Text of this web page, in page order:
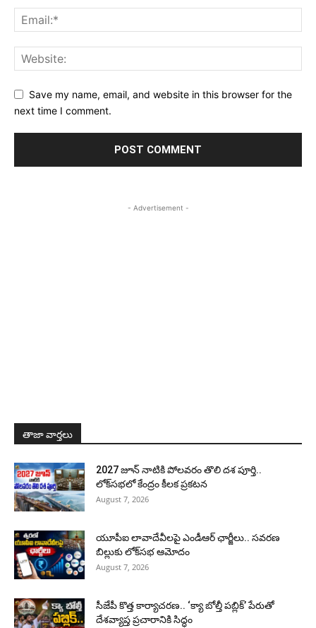
Save my name, email, and website in this browser for the
next time I comment.
- Advertisement -
తాజా వార్తలు
2027 జూన్ నాటికి పోలవరం తొలి దశ పూర్తి..
లోక్‌సభలో కేంద్రం కీలక ప్రకటన
August 7, 2026
యూపీఐ లావాదేవీలపై ఎండీఆర్ ఛార్జీలు.. సవరణ
బిల్లుకు లోక్‌సభ ఆమోదం
August 7, 2026
సీజేపీ కొత్త కార్యాచరణ.. ‘క్యా బోల్తీ పబ్లిక్’ పేరుతో
దేశవ్యాప్త ప్రచారానికి సిద్ధం